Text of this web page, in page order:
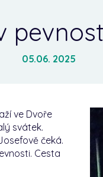
05.06. 2025
ve Dvoře
svátek.
čeká.
Cesta